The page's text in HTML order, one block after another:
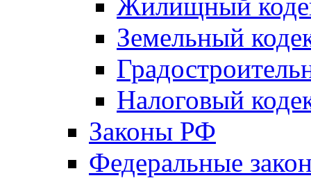
Жилищный
Земельный
Налоговый
Законы РФ
Федеральные